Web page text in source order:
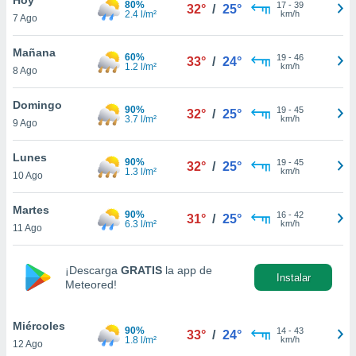
en
más
nuestra
de
aceptar
de
7 Ago
80%
2.4 l/m²
32° / 25° 17- 39
km/h
Mañana
8 Ago
60%
1.2 l/m²
33° / 24° 19- 46
km/h
Domingo
9 Ago
90%
3.7 l/m²
32° / 25° 19- 45
km/h
Lunes
10 Ago
90%
1.3 l/m²
32° / 25° 19- 45
km/h
Martes
11 Ago
90%
6.3 l/m²
31° / 25° 16- 42
km/h
¡Descarga GRATIS la app de
Meteored!
Instalar
Miércoles
12 Ago
90%
1.8 l/m²
33° / 24° 14- 43
km/h